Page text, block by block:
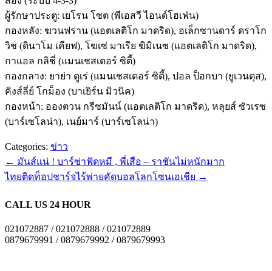
ผู้รักษาประตู: เยโรน โซต (พีเอสวี ไอนด์โฮเฟ่น)
กองหลัง: ฆวนฟราน (แอตเลติโก มาดริด), อเล็กซานดาร์ ดราโก
วิช (ดินาโม เคียฟ), โฆเซ่ มาเรีย ฆิมิเนซ (แอตเลติโก มาดริด),
กาแอล กลิชี่ (แมนเชสเตอร์ ซิตี้)
กองกลาง: ยาย่า ตูเร่ (แมนเชสเตอร์ ซิตี้), ปอล ป็อกบา (ยูเวนตุส),
คิงส์ลี่ย์ โกม็อง (บาเยิร์น มิวนิค)
กองหน้า: อองตวน กรีซมันน์ (แอตเลติโก มาดริด), หลุยส์ ซัวเรซ
(บาร์เซโลน่า), เนย์มาร์ (บาร์เซโลน่า)
Categories: ข่าว
← มันส์แน่ ! บาร์ซ่าฟัดหมี , พี่เสือ – ราชันไม่หนักมาก
ไทยติดท็อปชาร์จไร้พ่ายคัดบอลโลกโซนเอเชีย →
CALL US 24 HOUR
021072887 / 021072888 / 021072889
0879679991 / 0879679992 / 0879679993